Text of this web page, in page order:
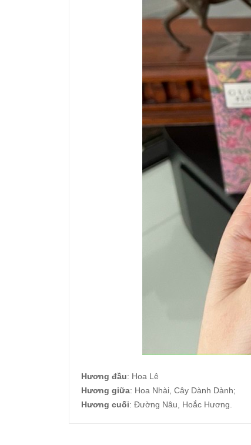
Hương đầu: Hoa Lê
Hương giữa: Hoa Nhài, Cây Dành Dành;
Hương cuối: Đường Nâu, Hoắc Hương.